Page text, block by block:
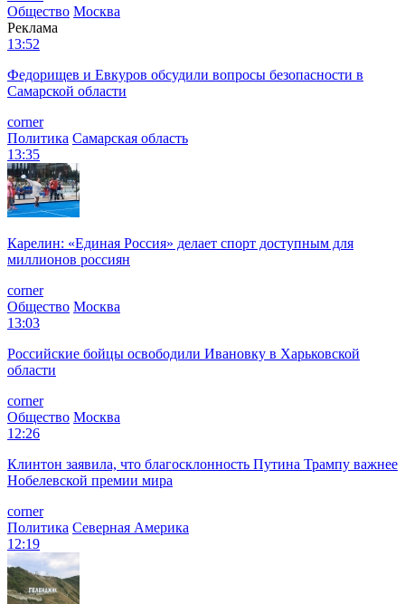
Общество Москва
Реклама
13:52
Федорищев и Евкуров обсудили вопросы безопасности в
Самарской области
corner
Политика Самарская область
13:35
Карелин: «Единая Россия» делает спорт доступным для
миллионов россиян
corner
Общество Москва
13:03
Российские бойцы освободили Ивановку в Харьковской
области
corner
Общество Москва
12:26
Клинтон заявила, что благосклонность Путина Трампу важнее
Нобелевской премии мира
corner
Политика Северная Америка
12:19